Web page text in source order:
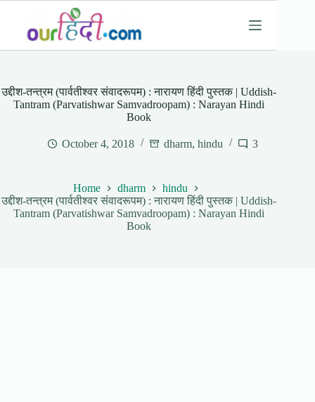
content
उद्दीश-तन्त्रम (पार्वतीश्वर संवादरूपम) : नारायण हिंदी पुस्तक | Uddish-
Tantram (Parvatishwar Samvadroopam) : Narayan Hindi
Book
October 4, 2018 dharm, hindu 3
Home dharm
hindu
उद्दीश-तन्त्रम (पार्वतीश्वर संवादरूपम) : नारायण हिंदी पुस्तक | Uddish-
Tantram (Parvatishwar Samvadroopam) : Narayan Hindi
Book